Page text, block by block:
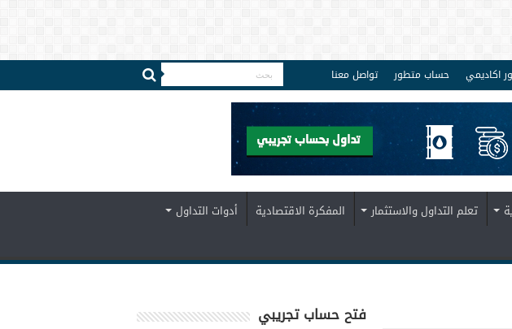
اكاديمي حساب متطور تواصل معنا
تعلم التداول والاستثمار المفكرة الاقتصادية
أدوات التداول
فتح حساب تجريبي